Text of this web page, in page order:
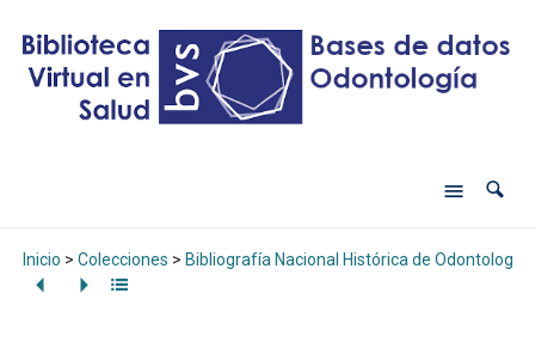
Inicio > Colecciones > Bibliografía Nacional Histórica de Odontología